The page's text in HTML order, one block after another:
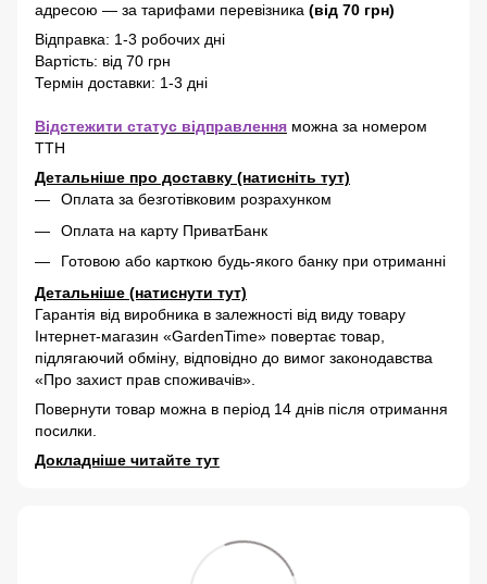
адресою — за тарифами перевізника (від 70 грн)
Відправка: 1-3 робочих дні
Вартість: від 70 грн
Термін доставки: 1-3 дні
Відстежити статус відправлення можна за номером
ТТН
Детальніше про доставку (натисніть тут)
Оплата за безготівковим розрахунком
Оплата на карту ПриватБанк
Готовою або карткою будь-якого банку при отриманні
Детальніше (натиснути тут)
Гарантія від виробника в залежності від виду товару
Інтернет-магазин «GardenTime» повертає товар,
підлягаючий обміну, відповідно до вимог законодавства
«Про захист прав споживачів».
Повернути товар можна в період 14 днів після отримання
посилки.
Докладніше читайте тут